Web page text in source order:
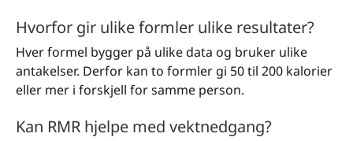
Hvorfor gir ulike formler ulike resultater?
Hver formel bygger på ulike data og bruker ulike
antakelser. Derfor kan to formler gi 50 til 200 kalorier
eller mer i forskjell for samme person.
Kan RMR hjelpe med vektnedgang?